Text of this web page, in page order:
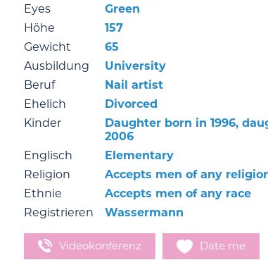
Eyes
Green
Höhe
157
Gewicht
65
Ausbildung
University
Beruf
Nail artist
Ehelich
Divorced
Kinder
Daughter born in 1996,
2006
Englisch
Elementary
Religion
Accepts men of any
Ethnie
Accepts men of any race
Registrieren
Wassermann
Videokonferenz Date me